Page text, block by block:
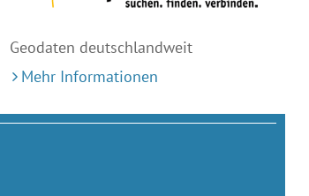
Geodaten deutschlandweit
Mehr Informationen